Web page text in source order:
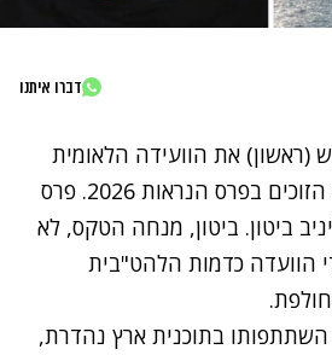
דברו איתנו
(ראשון) את הוועידה הלאומית
הגאה ברמת גן הוכרזו הזוכים בפרס הנראות 2026. פרס
ביטון. ביטון, מנחה הטקס, לא
הוועדה כדמות הלהט"בית
השתתפותו בתוכנית ארץ נהדרת,